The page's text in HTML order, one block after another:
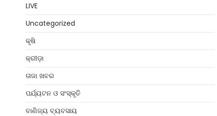
LIVE
Uncategorized
କୃଷି
କ୍ରୀଡ଼ା
ତାଜା ଖବର
ପର୍ଯ୍ୟଟନ ଓ ସଂସ୍କୃତି
ବାଣିଜ୍ୟ ବ୍ୟବସାୟ